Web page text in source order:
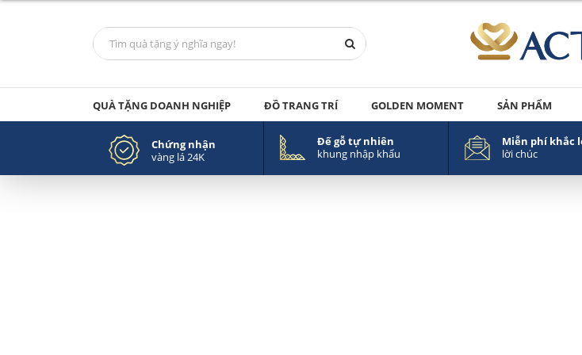
QUÀ TẶNG DOANH NGHIỆP ĐỒ TRANG TRÍ GOLDEN MOMENT SẢN PHẨM
Chứng nhận
vàng lá 24K
Đế gỗ tự nhiên
khung nhập khẩu
Miễn phí khắc
lời chúc